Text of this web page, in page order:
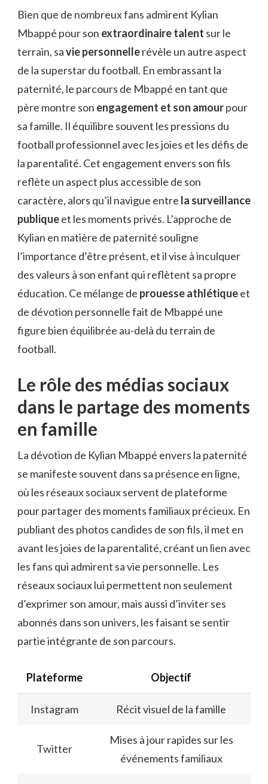
Bien que de nombreux fans admirent Kylian
Mbappé pour son extraordinaire talent sur le
terrain, savie personnellerévèle un autre aspect
de la superstar du football. En embrassant la
paternité, le parcours de Mbappé en tant que
père montre son engagement et son amourpour
sa famille. Il équilibre souvent les pressions du
football professionnel avec les joies et les défis de
la parentalité. Cet engagement envers son fils
reflète un aspect plus accessible de son
caractère, alors qu’il navigue entre la surveillance
publiqueet les moments privés. L’approche de
Kylian en matière de paternité souligne
l’importance d’être présent, et il vise à inculquer
des valeurs à son enfant qui reflètent sa propre
éducation. Ce mélange de prouesse athlétiqueet
de dévotion personnelle fait de Mbappé une
figure bien équilibrée au-delà du terrain de
football.
Le rôle des médias sociaux
dans le partage des moments
en famille
La dévotion de Kylian Mbappé envers la paternité
se manifeste souvent dans sa présence en ligne,
où les réseaux sociaux servent de plateforme
pour partager des moments familiaux précieux. En
publiant des photos candides de son fils, il met en
avant les joies de la parentalité, créant un lien avec
les fans qui admirent sa vie personnelle. Les
réseaux sociaux lui permettent non seulement
d’exprimer son amour, mais aussi d’inviter ses
abonnés dans son univers, les faisant se sentir
partie intégrante de son parcours.
Plateforme Objectif
Instagram Récit visuel de la famille
Twitter
Mises à jour rapides sur les
événements familiaux